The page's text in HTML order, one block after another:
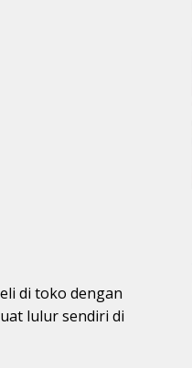
di toko dengan
lulur sendiri di